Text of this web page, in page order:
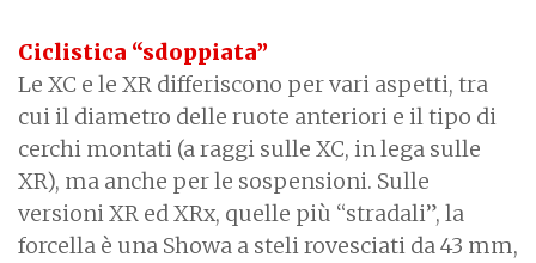
Ciclistica “sdoppiata”
Le XC e le XR differiscono per vari aspetti, tra
cui il diametro delle ruote anteriori e il tipo di
cerchi montati (a raggi sulle XC, in lega sulle
XR), ma anche per le sospensioni. Sulle
versioni XR ed XRx, quelle più “stradali”, la
forcella è una Showa a steli rovesciati da 43 mm,